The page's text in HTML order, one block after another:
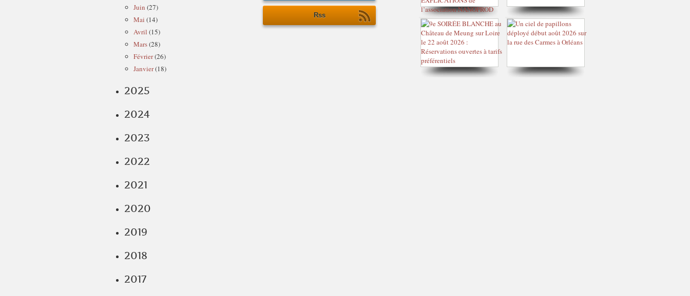
Juin (27)
Mai (14)
Avril (15)
Mars(28)
Février(26)
Janvier(18)
2025
2024
2023
2022
2021
2020
2019
2018
2017
Rss